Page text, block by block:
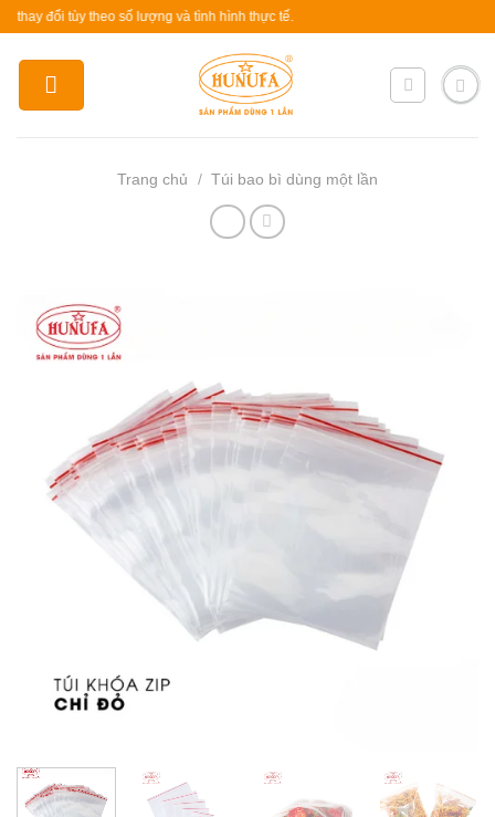
Skip
content
tùy theo số lượng và tình hình thực tế.
Trang chủ / Túi bao bì dùng một lần